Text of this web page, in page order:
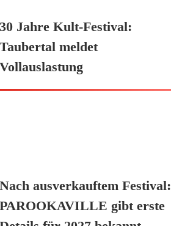
30 Jahre Kult-Festival:
Taubertal meldet
Vollauslastung
Nach ausverkauftem Festival:
PAROOKAVILLE gibt erste